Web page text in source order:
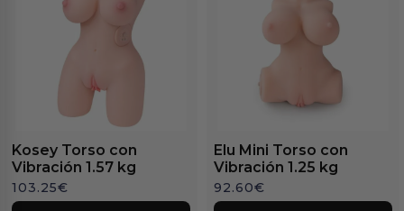
Kosey Torso con
Vibración 1.57 kg
103.25€
Elu Mini Torso con
Vibración 1.25 kg
92.60€